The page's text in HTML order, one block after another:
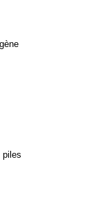
piles